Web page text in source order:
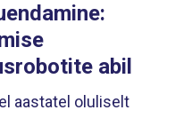
abil
aastatel oluliselt